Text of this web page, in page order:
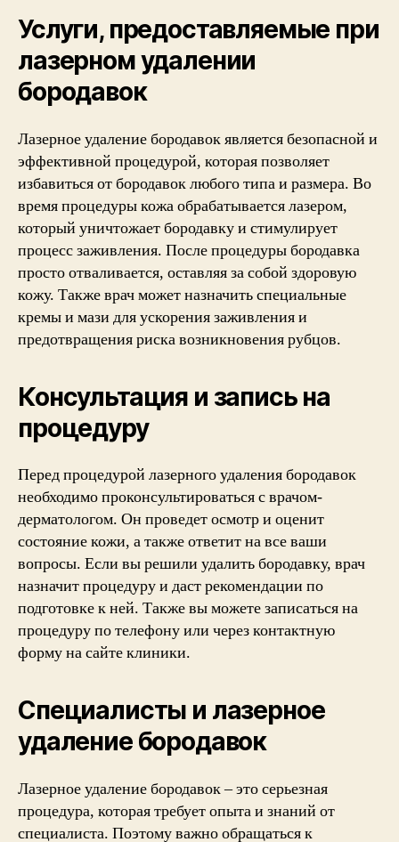
Услуги, предоставляемые при
лазерном удалении
бородавок
Лазерное удаление бородавок является безопасной и
эффективной процедурой, которая позволяет
избавиться от бородавок любого типа и размера. Во
время процедуры кожа обрабатывается лазером,
который уничтожает бородавку и стимулирует
процесс заживления. После процедуры бородавка
просто отваливается, оставляя за собой здоровую
кожу. Также врач может назначить специальные
кремы и мази для ускорения заживления и
предотвращения риска возникновения рубцов.
Консультация и запись на
процедуру
Перед процедурой лазерного удаления бородавок
необходимо проконсультироваться с врачом-
дерматологом. Он проведет осмотр и оценит
состояние кожи, а также ответит на все ваши
вопросы. Если вы решили удалить бородавку, врач
назначит процедуру и даст рекомендации по
подготовке к ней. Также вы можете записаться на
процедуру по телефону или через контактную
форму на сайте клиники.
Специалисты и лазерное
удаление бородавок
Лазерное удаление бородавок – это серьезная
процедура, которая требует опыта и знаний от
специалиста. Поэтому важно обращаться к